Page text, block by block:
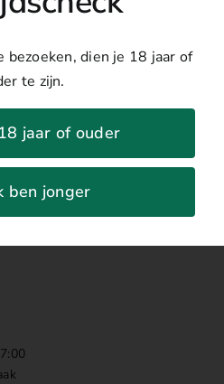
bezoeken, dien je 18 jaar of
te zijn.
jaar of ouder
ben jonger